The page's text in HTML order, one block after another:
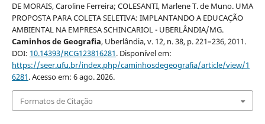
DE MORAIS, Caroline Ferreira; COLESANTI, Marlene T. de Muno. UMA
PROPOSTA PARA COLETA SELETIVA: IMPLANTANDO A EDUCAÇÃO
AMBIENTAL NA EMPRESA SCHINCARIOL - UBERLÂNDIA/MG.
Caminhos de Geografia, Uberlândia, v. 12, n. 38, p. 221–236, 2011.
DOI: 10.14393/RCG123816281. Disponível em:
https://seer.ufu.br/index.php/caminhosdegeografia/article/view/1
6281. Acesso em: 6 ago. 2026.
Formatos de Citação